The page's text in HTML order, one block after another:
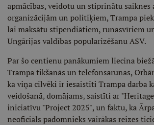
apmācības, veidotu un stiprinātu saiknes
organizācijām un politiķiem, Trampa
lai maksātu stipendiātiem, runasvīriem
Ungārijas valdības popularizēšanu ASV.
Par šo centienu panākumiem liecina
Trampa tikšanās un telefonsarunas,
ka viņa cilvēki ir iesaistīti Trampa darba
veidošanā, domājams, saistīti ar
iniciatīvu "Project 2025", un faktu, ka
neoficiāls padomnieks vairākas reizes